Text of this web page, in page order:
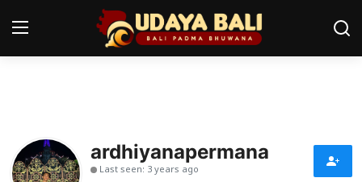
Pura
Desa Adat
ardhiyanapermana
Last seen: 3 years ago